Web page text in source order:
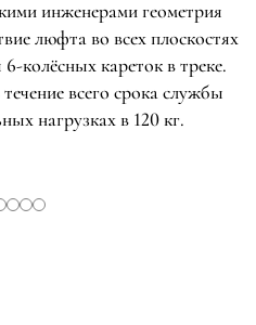
инженерами геометрия
люфта во всех плоскостях
колёсных кареток в треке.
всего срока службы
нагрузках в 120 кг.